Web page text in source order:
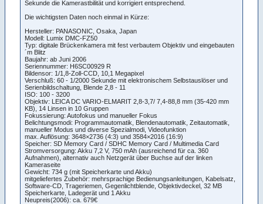
Sekunde die Kamerastbilität und korrigiert entsprechend.
Die wichtigsten Daten noch einmal in Kürze:
Hersteller: PANASONIC, Osaka, Japan
Modell: Lumix DMC-FZ50
Typ: digitale Brückenkamera mit fest verbautem Objektiv und eingebauten
´m Blitz
Baujahr: ab Juni 2006
Seriennummer: H6SC00929 R
Bildensor: 1/1,8-Zoll-CCD, 10,1 Megapixel
Verschluß: 60 - 1/2000 Sekunde mit elektronischem Selbstauslöser und
Serienbildschaltung, Blende 2,8 - 11
ISO: 100 - 3200
Objektiv: LEICA DC VARIO-ELMARIT 2,8-3,7/ 7,4-88,8 mm (35-420 mm
KB), 14 Linsen in 10 Gruppen
Fokussierung: Autofokus und manueller Fokus
Belichtungsmodi: Programmautomatik, Blendenautomatik, Zeitautomatik,
manueller Modus und diverse Spezialmodi, Videofunktion
max. Auflösung: 3648×2736 (4:3) und 3584×2016 (16:9)
Speicher: SD Memory Card / SDHC Memory Card / Multimedia Card
Stromversorgung: Akku 7,2 V, 750 mAh (ausreichend für ca. 360
Aufnahmen), alternativ auch Netzgerät über Buchse auf der linken
Kameraseite
Gewicht: 734 g (mit Speicherkarte und Akku)
mitgeliefertes Zubehör: mehrsprachige Bedienungsanleitungen, Kabelsatz,
Software-CD, Trageriemen, Gegenlichtblende, Objektivdeckel, 32 MB
Speicherkarte, Ladegerät und 1 Akku
Neupreis(2006): ca. 679€